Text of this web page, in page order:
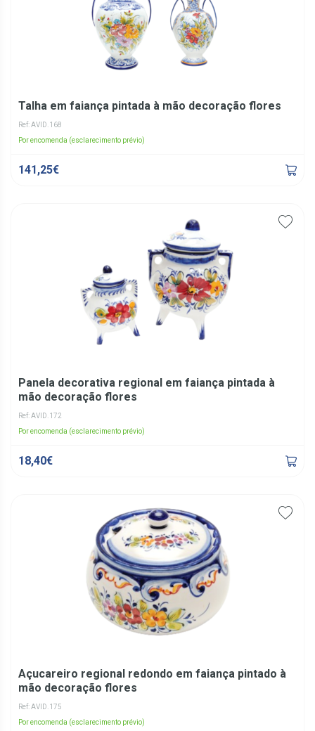
Talha em faiança pintada à mão decoração flores
Ref: AVID.168
Por encomenda (esclarecimento prévio)
141,25€
Panela decorativa regional em faiança pintada à
mão decoração flores
Ref: AVID.172
Por encomenda (esclarecimento prévio)
18,40€
Açucareiro regional redondo em faiança pintado à
mão decoração flores
Ref: AVID.175
Por encomenda (esclarecimento prévio)